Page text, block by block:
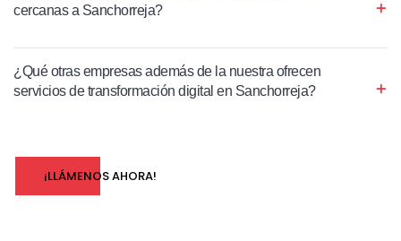
cercanas a Sanchorreja?
¿Qué otras empresas además de la nuestra ofrecen
servicios de transformación digital en Sanchorreja?
¡LLÁMENOS AHORA!